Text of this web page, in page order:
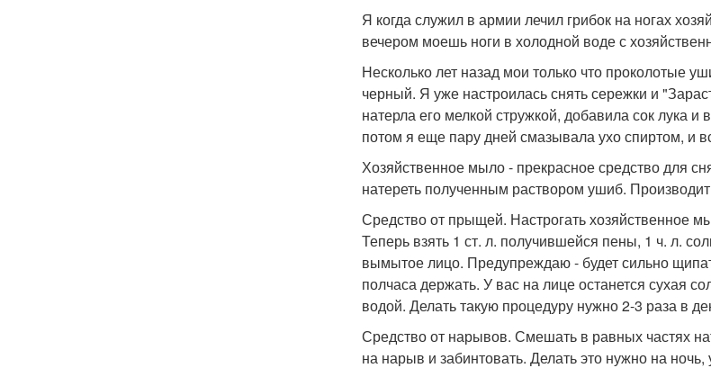
Я когда служил в армии лечил грибок на ногах
вечером моешь ноги в холодной воде с
Несколько лет назад мои только что проколотые
черный. Я уже настроилась снять сережки и
натерла его мелкой стружкой, добавила сок лука
потом я еще пару дней смазывала ухо спиртом, и
Хозяйственное мыло - прекрасное средство для
натереть полученным раствором ушиб.
Средство от прыщей. Настрогать хозяйственное
Теперь взять 1 ст. л. получившейся пены, 1 ч. л.
вымытое лицо. Предупреждаю - будет сильно
полчаса держать. У вас на лице останется сухая
водой. Делать такую процедуру нужно 2-3 раза в
Средство от нарывов. Смешать в равных частях
на нарыв и забинтовать. Делать это нужно на